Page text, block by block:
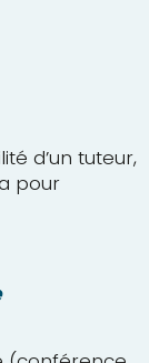
d’un tuteur,
pour